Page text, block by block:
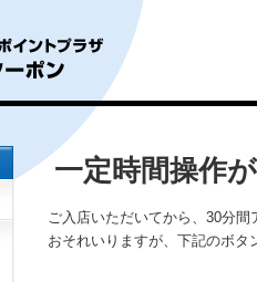
一定時間操作
ご入店いただいてから、30分間
おそれいりますが、下記のボタ